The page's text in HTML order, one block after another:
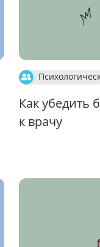
Как убедить
к врачу